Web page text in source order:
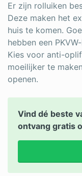
Er zijn rolluiken
Deze maken het
huis te komen.
hebben een
Kies voor anti-
moeilijker te
openen.
Vind dé beste
ontvang gratis